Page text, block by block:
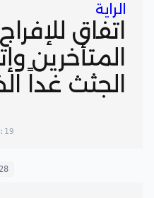
الراية
اتفاق
المتأخرين
الجثث غداً